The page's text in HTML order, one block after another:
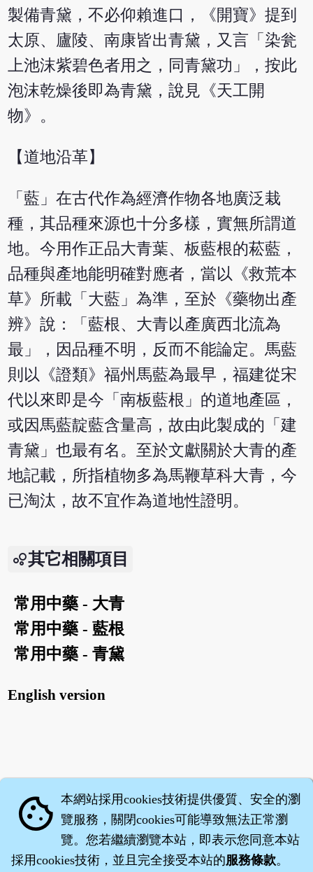
製備青黛，不必仰賴進口，《開寶》提到
太原、廬陵、南康皆出青黛，又言「染瓮
上池沫紫碧色者用之，同青黛功」，按此
泡沫乾燥後即為青黛，說見《天工開
物》。
【道地沿革】
「藍」在古代作為經濟作物各地廣泛栽
種，其品種來源也十分多樣，實無所謂道
地。今用作正品大青葉、板藍根的菘藍，
品種與產地能明確對應者，當以《救荒本
草》所載「大藍」為準，至於《藥物出產
辨》說：「藍根、大青以產廣西北流為
最」，因品種不明，反而不能論定。馬藍
則以《證類》福州馬藍為最早，福建從宋
代以來即是今「南板藍根」的道地產區，
或因馬藍靛藍含量高，故由此製成的「建
青黛」也最有名。至於文獻關於大青的產
地記載，所指植物多為馬鞭草科大青，今
已淘汰，故不宜作為道地性證明。
其它相關項目
常用中藥 - 大青
常用中藥 - 藍根
常用中藥 - 青黛
English version
cookie 本網站採用cookies技術提供優質、安全的瀏
覽服務，關閉cookies可能導致無法正常瀏
覽。您若繼續瀏覽本站，即表示您同意本站
採用cookies技術，並且完全接受本站的服務條款。